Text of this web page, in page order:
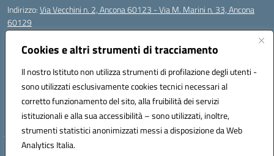
Cookies e altri strumenti di tracciamento
Il nostro Istituto non utilizza strumenti di profilazione degli utenti -
sono utilizzati esclusivamente cookies tecnici necessari al
corretto funzionamento del sito, alla fruibilità dei servizi
istituzionali e alla sua accessibilità – sono utilizzati, inoltre,
strumenti statistici anonimizzati messi a disposizione da Web
Analytics Italia.
Indirizzo:Via Vecchini n. 2, Ancona 60123 - Via M. Marini n. 33, Ancona
60129
Centralino:
Posta elettronica certificata (PEC):anis01200g@pec.istruzione.it
Codice fiscale: 93122280428
Codice meccanografico:ANIS01200G
Codice Indice delle Pubbliche Amministrazioni (IPA): istsc_ANIS01200G
Codice unico di fatturazione (CUF): UF434M